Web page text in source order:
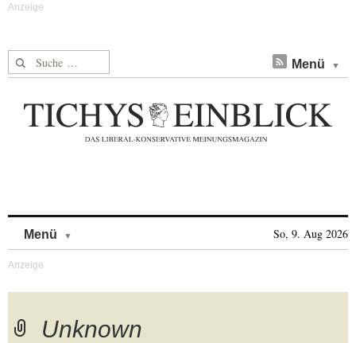
Suche nach: Menü
Menü So, 9. Aug 2026
Unknown